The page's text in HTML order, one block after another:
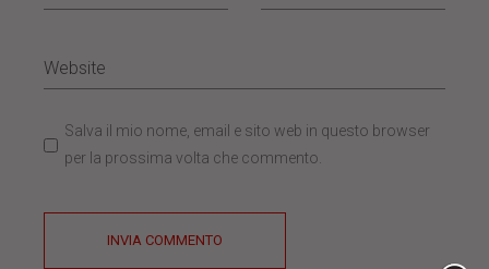
Salva il mio nome, email e sito web in questo browser
per la prossima volta che commento.
INVIA COMMENTO